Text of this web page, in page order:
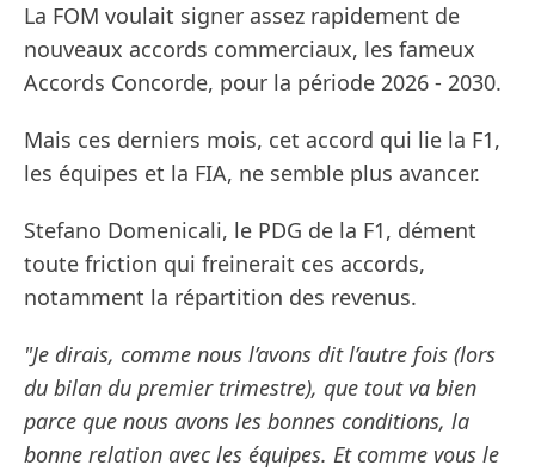
La FOM voulait signer assez rapidement de
nouveaux accords commerciaux, les fameux
Accords Concorde, pour la période 2026 - 2030.
Mais ces derniers mois, cet accord qui lie la F1,
les équipes et la FIA, ne semble plus avancer.
Stefano Domenicali, le PDG de la F1, dément
toute friction qui freinerait ces accords,
notamment la répartition des revenus.
"Je dirais, comme nous l’avons dit l’autre fois (lors
du bilan du premier trimestre), que tout va bien
parce que nous avons les bonnes conditions, la
bonne relation avec les équipes. Et comme vous le